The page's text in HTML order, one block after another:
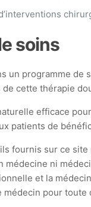
soins
programme
cette thérapie
efficace
patients de
fournis sur ce
ni
et la
pour